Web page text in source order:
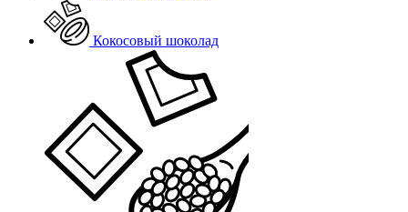
Кокосовый шоколад